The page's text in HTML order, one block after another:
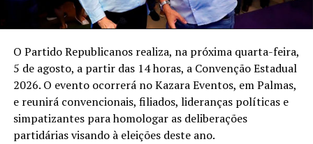
O Partido Republicanos realiza, na próxima quarta-feira,
5 de agosto, a partir das 14 horas, a Convenção Estadual
2026. O evento ocorrerá no Kazara Eventos, em Palmas,
e reunirá convencionais, filiados, lideranças políticas e
simpatizantes para homologar as deliberações
partidárias visando à eleições deste ano.